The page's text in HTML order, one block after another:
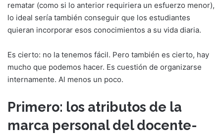
rematar (como si lo anterior requiriera un esfuerzo menor),
lo ideal sería también conseguir que los estudiantes
quieran incorporar esos conocimientos a su vida diaria.
Es cierto: no la tenemos fácil. Pero también es cierto, hay
mucho que podemos hacer. Es cuestión de organizarse
internamente. Al menos un poco.
Primero: los atributos de la
marca personal del docente-